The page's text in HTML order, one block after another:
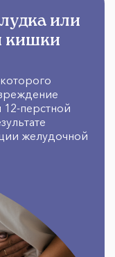
или
кишки
перстной
желудочной